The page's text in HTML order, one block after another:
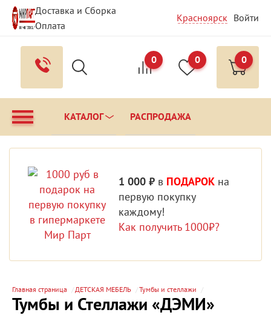
Доставка и Сборка
Оплата
Вопрос - Ответ
Контакты
Красноярск Войти
0 0 0
КАТАЛОГ РАСПРОДАЖА
1 000 ₽ в ПОДАРОК на
первую покупку
каждому!
Как получить 1000₽?
Главная страница ДЕТСКАЯ МЕБЕЛЬ Тумбы и стеллажи
Тумбы и Стеллажи «ДЭМИ»